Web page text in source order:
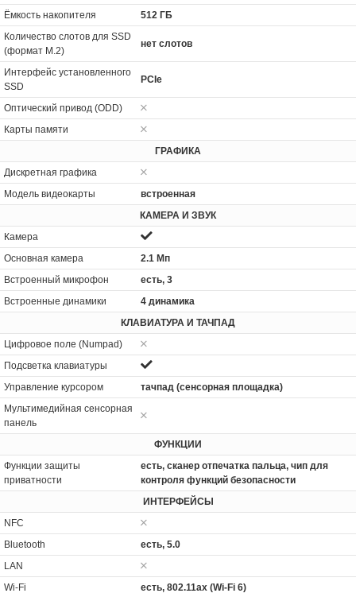
Ёмкость накопителя
512 ГБ
Количество слотов для SSD
(формат M.2)
нет слотов
Интерфейс установленного
SSD
PCIe
Оптический привод (ODD)
Карты памяти
ГРАФИКА
Дискретная графика
Модель видеокарты
встроенная
КАМЕРА И ЗВУК
Камера
Основная камера
2.1 Мп
Встроенный микрофон
есть, 3
Встроенные динамики
4 динамика
КЛАВИАТУРА И ТАЧПАД
Цифровое поле (Numpad)
Подсветка клавиатуры
Управление курсором
тачпад (сенсорная площадка)
Мультимедийная сенсорная
панель
ФУНКЦИИ
Функции защиты
приватности
есть, сканер отпечатка пальца, чип для
контроля функций безопасности
ИНТЕРФЕЙСЫ
NFC
Bluetooth
есть, 5.0
LAN
Wi-Fi
есть, 802.11ax (Wi-Fi 6)